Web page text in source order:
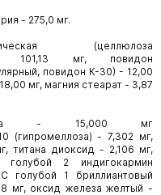
- 275,0 мг.
(целлюлоза
- 101,13 мг, повидон
повидон К-30) - 12,00
мг, магния стеарат - 3,87
- 15,000 мг
(гипромеллоза) - 7,302 мг,
титана диоксид - 2,106 мг,
2 индигокармин
голубой 1 бриллиантовый
мг, оксид железа желтый -